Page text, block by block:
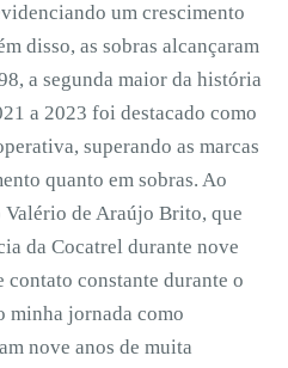
um crescimento
disso, as sobras alcançaram
a segunda maior da história
a 2023 foi destacado como
superando as marcas
quanto em sobras. Ao
de Araújo Brito, que
da Cocatrel durante nove
contato constante durante o
minha jornada como
nove anos de muita